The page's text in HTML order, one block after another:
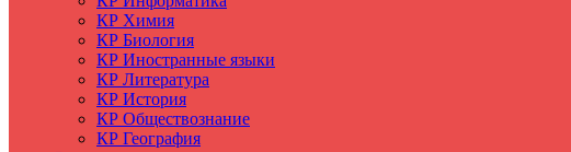
КР Химия
КР Биология
КР Иностранные языки
КР Литература
КР История
КР Обществознание
КР География